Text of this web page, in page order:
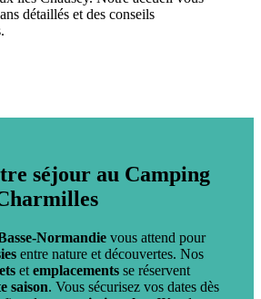
détaillés et des conseils
séjour au Camping
Normandie vous attend pour
entre nature et découvertes. Nos
et emplacements se réservent
saison. Vous sécurisez vos dates dès